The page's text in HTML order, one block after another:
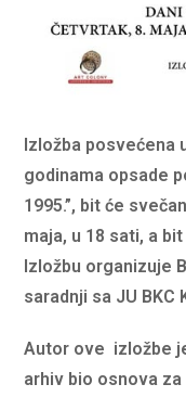
Izložba posvećena
godinama opsade
1995.”, bit će
maja, u 18 sati, a
Izložbu organizuje
saradnji sa JU BKC
Autor ove izložbe
arhiv bio osnova